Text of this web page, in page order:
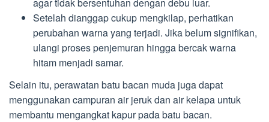
agar tidak bersentuhan dengan debu luar.
Setelah dianggap cukup mengkilap, perhatikan
perubahan warna yang terjadi. Jika belum signifikan,
ulangi proses penjemuran hingga bercak warna
hitam menjadi samar.
Selain itu, perawatan batu bacan muda juga dapat
menggunakan campuran air jeruk dan air kelapa untuk
membantu mengangkat kapur pada batu bacan.